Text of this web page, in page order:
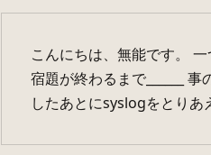
こんにちは、無能です。
宿題が終わるまで______
したあとにsyslogをとりあ